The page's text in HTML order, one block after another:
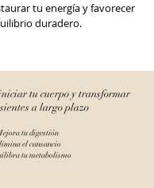
tu energía y favorecer
duradero.
tu cuerpo y transformar
a largo plazo
tu digestión
el cansancio
tu metabolismo